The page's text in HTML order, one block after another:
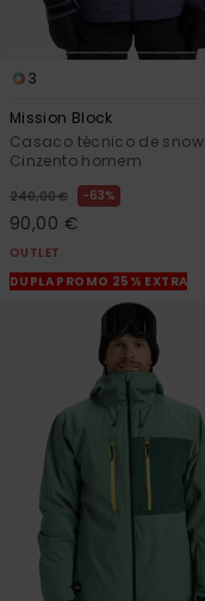
3
Mission Block
Casaco técnico de snow
Cinzento homem
240,00 € 63%
90,00 €
OUTLET
DUPLA PROMO 25% EXTRA